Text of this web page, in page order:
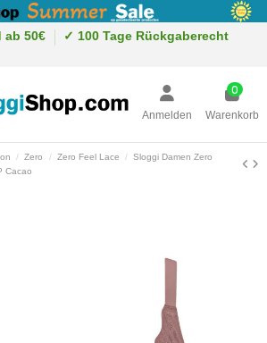
ab 50€
✓ 100 Tage Rückgaberecht
Anmelden
0
Warenkorb
Zero Zero Feel Lace
Sloggi Damen Zero
Cacao